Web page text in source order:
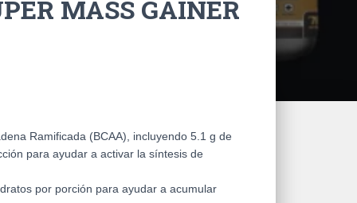
MASS GAINER
Ramificada (BCAA), incluyendo 5.1 g de
para ayudar a activar la síntesis de
por porción para ayudar a acumular